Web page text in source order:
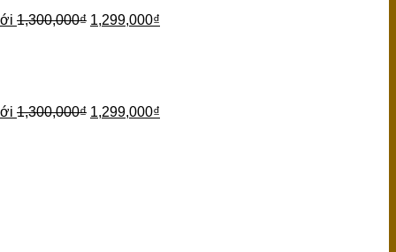
1,300,000₫ 1,299,000₫
1,300,000₫ 1,299,000₫